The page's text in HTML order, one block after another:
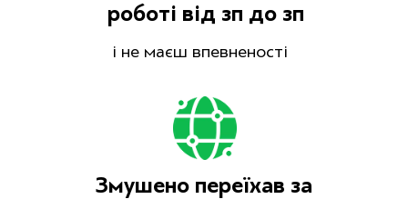
Змушено переїхав за
роботі від зп до зп
і не маєш впевненості